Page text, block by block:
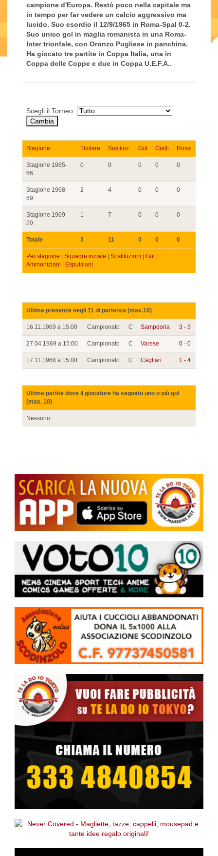
campione d'Europa. Restò poco nella capitale ma
in tempo per far vedere un calcio aggressivo ma
lucido. Suo esordio il 12/9/1965 in Roma-Spal 0-2.
Suo unico gol in maglia romanista in una Roma-
Inter trionfale, con Oronzo Pugliese in panchina.
Ha giocato tre partite in Coppa Italia, una in
Coppa delle Coppe e due in Coppa U.E.F.A..
Scegli il Torneo:
Stagione Titolare Sostituz. Gol Gialli Rossi
Stagione 1965-
66
0 0 0 0 0
Stagione 1968-
69
2 4 0 0 0
Stagione 1969-
70
1 7 0 0 0
Totale 3 11 0 0 0
Per stagione Squadra inziale Sostituzioni Gol
Ammonizioni
Espulsioni
Ultime presenze negli 11 di partenza (max.10)
16.11.1969 a 15:00 Campionato C Sampdoria 3 - 3
27.04.1969 a 15:00 Campionato C Varese 0 - 0
17.11.1968 a 15:00 Campionato C Cagliari 1 - 4
Ultime partite dove il giocatore ha segnato uno o più gol
(max. 10)
Nessuno